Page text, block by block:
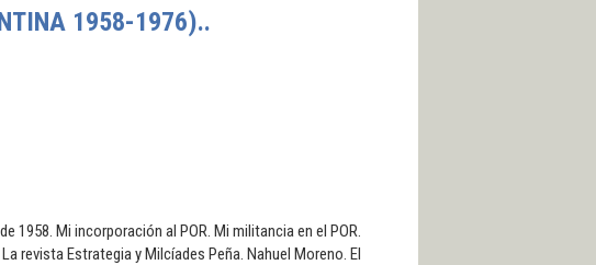
1958-1976)..
1958. Mi incorporación al POR. Mi militancia en el POR.
revista Estrategia y Milcíades Peña. Nahuel Moreno. El